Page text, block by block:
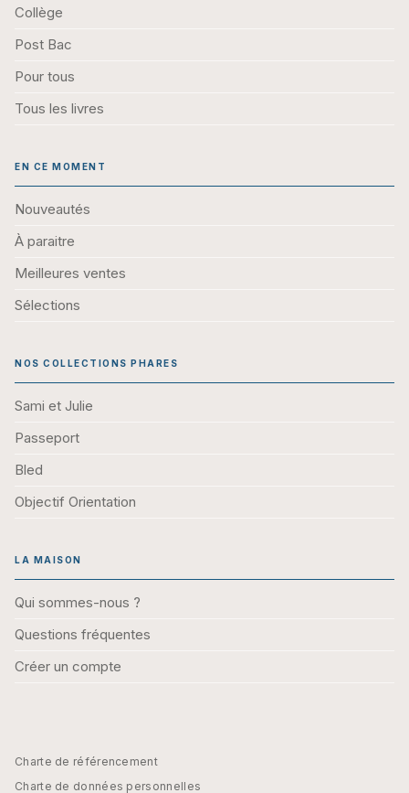
Collège
Post Bac
Pour tous
Tous les livres
EN CE MOMENT
Nouveautés
À paraitre
Meilleures ventes
Sélections
NOS COLLECTIONS PHARES
Sami et Julie
Passeport
Bled
Objectif Orientation
LA MAISON
Qui sommes-nous ?
Questions fréquentes
Créer un compte
Charte de référencement
Charte de données personnelles